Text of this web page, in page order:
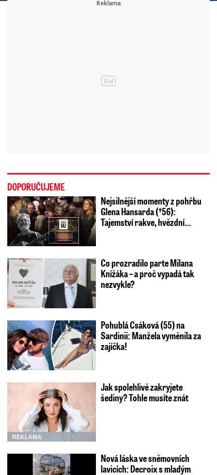
DOPORUČUJEME
Nejsilnější momenty z pohřbu
Glena Hansarda (†56):
Tajemství rakve, hvězdní…
Co prozradilo parte Milana
Knížáka – a proč vypadá tak
nezvykle?
Pohublá Csáková (55) na
Sardinii: Manžela vyměnila za
zajíčka!
REKLAMA
Jak spolehlivě zakryjete
šediny? Tohle musíte znát
Nová láska ve sněmovních
lavicích: Decroix s mladým